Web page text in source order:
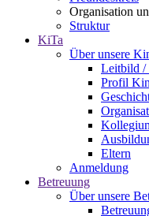
Organisation
Struktur
KiTa
Über unsere
Leitbild /
Profil
Eltern
Anmeldung
Betreuung
Über unsere